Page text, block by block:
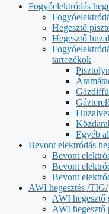
Fogyóelektródás
Hegesztő
Hegesztő
tartozékok
Egyéb
Bevont elektródás
Bevont
Bevont
Bevont
AWI hegesztés /TIG/
AWI hegesztő
AWI hegesztő